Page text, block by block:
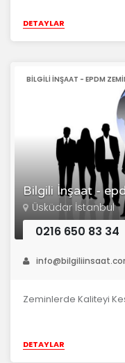
DETAYLAR
Bilgili İnşaat -
BILGILI İNŞAAT - EPDM
Üsküdar İstanbul
0216 650 83 34
Zeminlerde Kaliteyi
DETAYLAR